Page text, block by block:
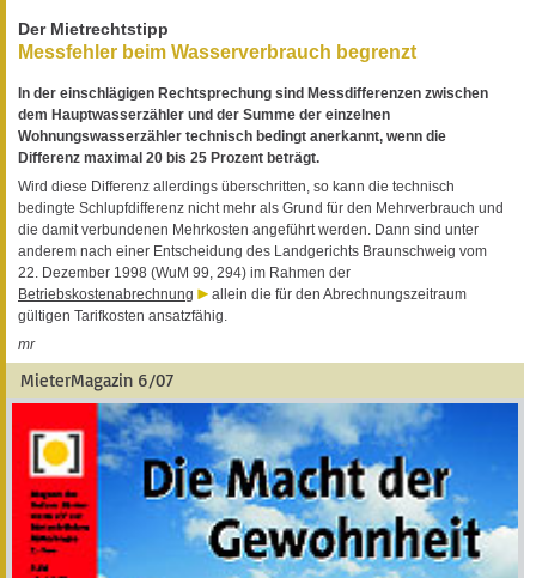
Der Mietrechtstipp
Messfehler beim Wasserverbrauch begrenzt
In der einschlägigen Rechtsprechung sind Messdifferenzen zwischen
dem Hauptwasserzähler und der Summe der einzelnen
Wohnungswasserzähler technisch bedingt anerkannt, wenn die
Differenz maximal 20 bis 25 Prozent beträgt.
Wird diese Differenz allerdings überschritten, so kann die technisch
bedingte Schlupfdifferenz nicht mehr als Grund für den Mehrverbrauch und
die damit verbundenen Mehrkosten angeführt werden. Dann sind unter
anderem nach einer Entscheidung des Landgerichts Braunschweig vom
22. Dezember 1998 (WuM 99, 294) im Rahmen der
Betriebskostenabrechnung
allein die für den Abrechnungszeitraum
gültigen Tarifkosten ansatzfähig.
mr
MieterMagazin 6/07